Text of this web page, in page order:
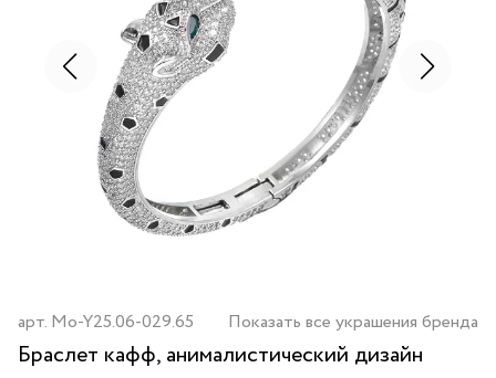
арт. Mo-Y25.06-029.65 Показать все украшения бренда
Браслет кафф, анималистический дизайн